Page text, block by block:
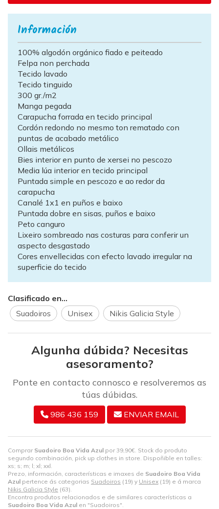
Comprar Suadoiro Boa Vida Azul por39,90€. Stock do produto
segundo combinación, pick up clothes in store. Dispoñible en talles:
xs; s; m; l; xl; xxl.
Prezo, información, características e imaxes de Suadoiro Boa Vida
Azul pertence ás categorias Suadoiros (19) y Unisex (19) e á marca
Nikis Galicia Style (63).
Encontra produtos relacionados e de similares características a
Suadoiro Boa Vida Azul en "Suadoiros".
Información
100% algodón orgánico fiado e peiteado
Felpa non perchada
Tecido lavado
Tecido tinguido
300 gr./m2
Manga pegada
Carapucha forrada en tecido principal
Cordón redondo no mesmo ton rematado con
puntas de acabado metálico
Ollais metálicos
Bies interior en punto de xersei no pescozo
Media lúa interior en tecido principal
Puntada simple en pescozo e ao redor da
carapucha
Canalé 1x1 en puños e baixo
Puntada dobre en sisas, puños e baixo
Peto canguro
Lixeiro sombreado nas costuras para conferir un
aspecto desgastado
Cores envellecidas con efecto lavado irregular na
superficie do tecido
Clasificado en...
Suadoiros
Unisex Nikis Galicia Style
Algunha dúbida? Necesitas
asesoramento?
Ponte en contacto connosco e resolveremos as
túas dúbidas.
986 436 159 ENVIAR EMAIL